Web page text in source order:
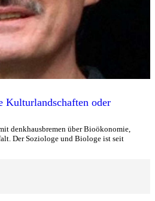
Kulturlandschaften oder
denkhausbremen über Bioökonomie,
Der Soziologe und Biologe ist seit